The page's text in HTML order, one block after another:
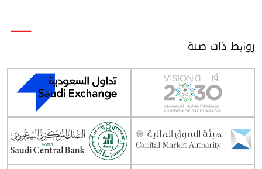
روابط ذات صلة